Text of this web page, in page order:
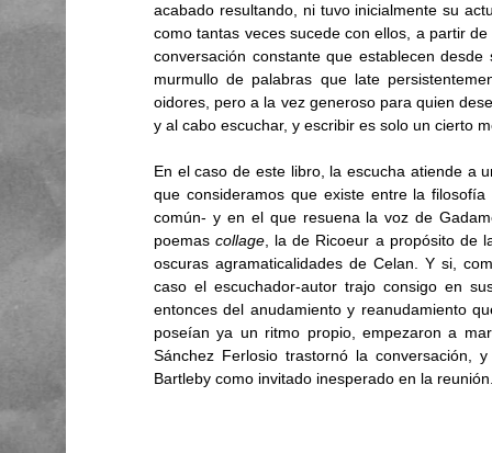
acabado resultando, ni tuvo inicialmente su
como tantas veces sucede con ellos, a partir
conversación constante que establecen
murmullo de palabras que late
oidores, pero a la vez generoso para quien
y al cabo escuchar, y escribir es solo un cierto
En el caso de este libro, la escucha atiende a
que consideramos que existe entre la
común- y en el que resuena la voz de
poemas collage , la de Ricoeur a propósito de
oscuras agramaticalidades de Celan. Y si,
caso el escuchador-autor trajo consigo en
entonces del anudamiento y reanudamiento
poseían ya un ritmo propio, empezaron a
Sánchez Ferlosio trastornó la conversación,
Bartleby como invitado inesperado en la